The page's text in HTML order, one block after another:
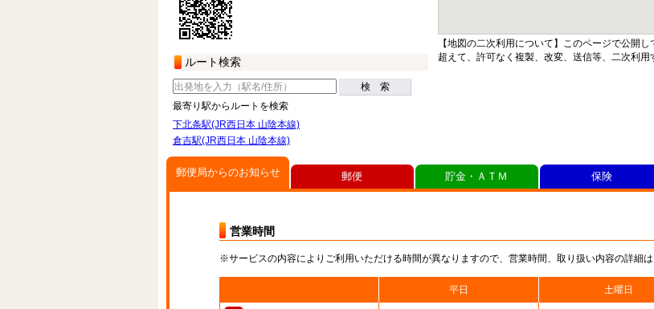
ルート検索
検 索
最寄り駅からルートを検索
下北条駅(JR西日本 山陰本線)
倉吉駅(JR西日本 山陰本線)
【地図の二次利用について】このページで公開
超えて、許可なく複製、改変、送信等、二次利
郵便局からのお知らせ
営業時間
※サービスの内容によりご利用いただける時間が異なりますので、営業時間、取り扱い内容の詳細は
平日 土曜日
郵便 貯金・ＡＴＭ 保険